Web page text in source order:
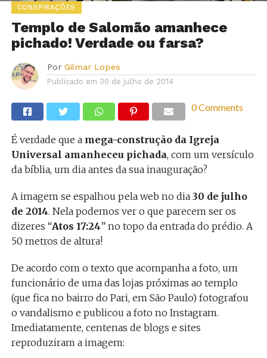
CONSPIRAÇÕES
Templo de Salomão amanhece
pichado! Verdade ou farsa?
Por Gilmar Lopes
Publicado em 30 de julho de 2014
0 Comments
É verdade que a mega-construção da Igreja
Universal amanheceu pichada, com um versículo
da bíblia, um dia antes da sua inauguração?
A imagem se espalhou pela web no dia 30 de julho
de 2014. Nela podemos ver o que parecem ser os
dizeres “Atos 17:24” no topo da entrada do prédio. A
50 metros de altura!
De acordo com o texto que acompanha a foto, um
funcionário de uma das lojas próximas ao templo
(que fica no bairro do Pari, em São Paulo) fotografou
o vandalismo e publicou a foto no Instagram.
Imediatamente, centenas de blogs e sites
reproduziram a imagem: